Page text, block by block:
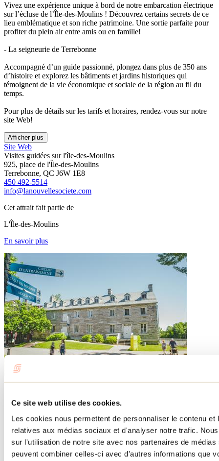
Ce site web utilise des cookies.
Les cookies nous permettent de personnaliser le contenu
relatives aux médias sociaux et d'analyser notre trafic.
sur l'utilisation de notre site avec nos partenaires de
peuvent combiner celles-ci avec d'autres informations que
Vivez une expérience unique à bord de notre embarcation électrique
sur l’écluse de l’Île-des-Moulins ! Découvrez certains secrets de ce
lieu emblématique et son riche patrimoine. Une sortie parfaite pour
profiter du plein air entre amis ou en famille!
- La seigneurie de Terrebonne
Accompagné d’un guide passionné, plongez dans plus de 350 ans
d’histoire et explorez les bâtiments et jardins historiques qui
témoignent de la vie économique et sociale de la région au fil du
temps.
Pour plus de détails sur les tarifs et horaires, rendez-vous sur notre
site Web!
Afficher plus
Site Web
Visites guidées sur l'île-des-Moulins
925, place de l'Île-des-Moulins
Terrebonne, QC J6W 1E8
450 492-5514
info@lanouvellesociete.com
Cet attrait fait partie de
L'Île-des-Moulins
En savoir plus
Besoin d'information?
Accueil de groupe
Séjour d'affaires
Lieux événementiels
Offre aux voyageurs étrangers